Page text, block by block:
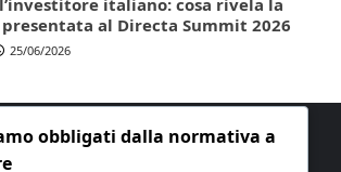
al Directa Summit 2026
25/06/2026
obbligati dalla normativa a